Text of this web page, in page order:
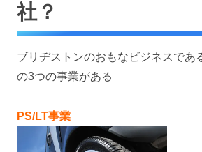
社？
ブリヂストンのおもなビジネスであ
の3つの事業がある
PS/LT事業